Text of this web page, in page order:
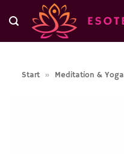
Inhalt
springen
Start » Meditation & Yoga